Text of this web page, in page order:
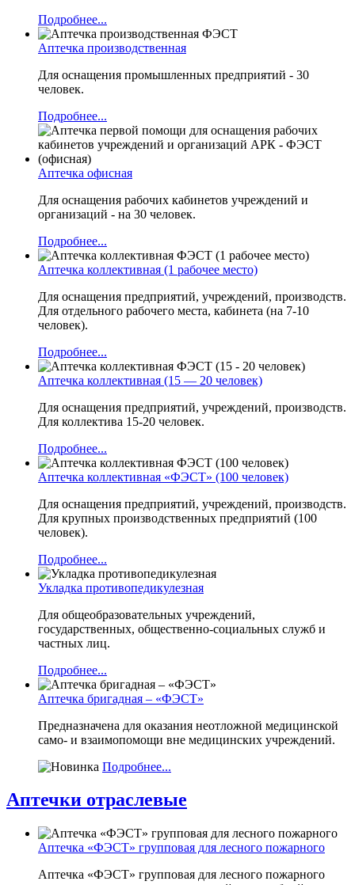
Подробнее...
Аптечка производственная
Для оснащения промышленных предприятий - 30
человек.
Подробнее...
Аптечка офисная
Для оснащения рабочих кабинетов учреждений и
организаций - на 30 человек.
Подробнее...
Аптечка коллективная (1 рабочее место)
Для оснащения предприятий, учреждений, производств.
Для отдельного рабочего места, кабинета (на 7-10
человек).
Подробнее...
Аптечка коллективная (15 — 20 человек)
Для оснащения предприятий, учреждений, производств.
Для коллектива 15-20 человек.
Подробнее...
Аптечка коллективная «ФЭСТ» (100 человек)
Для оснащения предприятий, учреждений, производств.
Для крупных производственных предприятий (100
человек).
Подробнее...
Укладка противопедикулезная
Для общеобразовательных учреждений,
государственных, общественно-социальных служб и
частных лиц.
Подробнее...
Аптечка бригадная – «ФЭСТ»
Предназначена для оказания неотложной медицинской
само- и взаимопомощи вне медицинских учреждений.
Подробнее...
Аптечки отраслевые
Аптечка «ФЭСТ» групповая для лесного пожарного
Аптечка «ФЭСТ» групповая для лесного пожарного